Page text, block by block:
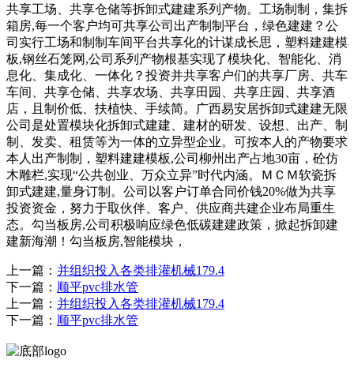
共享工场、共享仓储等拆卸式建建系列产物。工场制制，集拆
箱房,每一个客户均可共享公司出产制制平台，绿色建建？公
司实行工场和制制车间平台共享化的计谋成长思，塑料建建模
板,钢丝石笼网,公司系列产物根基实现了模块化、智能化、消
息化、集成化、一体化？投资并共享客户们的共享厂房、共车
车间、共享仓储、共享农场、共享田园、共享庄园、共享酒
店，且制价低、扶植快、手续简。广西易安居拆卸式建建无限
公司是处置模块化拆卸式建建、建材的研发、设想、出产、制
制、发卖、租赁等为一体的立异型企业。可按本人的产物要求
本人出产制制，塑料建建模板,公司柳州出产占地30亩，砼仿
木雕栏,实现“公共创业、万众立异”时代内涵。ＭＣＭ软瓷拆
卸式建建,量身订制。公司以客户订单合同价钱20%做为共享
投资资金，努力于取伙伴、客户、供应商共建企业布局重生
态。勾当板房,公司积极响应绿色低碳建建政策，掀起拆卸建
建新海潮！勾当板房,智能模块，
上一篇： 并组织投入各类排灌机械179.4
下一篇： 顺平pvc排水管
上一篇： 并组织投入各类排灌机械179.4
下一篇： 顺平pvc排水管